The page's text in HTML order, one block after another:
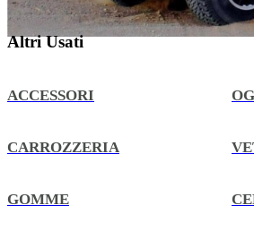
Altri Usati
ACCESSORI
CARROZZERIA
GOMME